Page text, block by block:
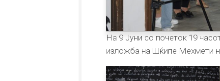
На 9 Јуни со почеток 19
изложба на Шќипе Мехмети